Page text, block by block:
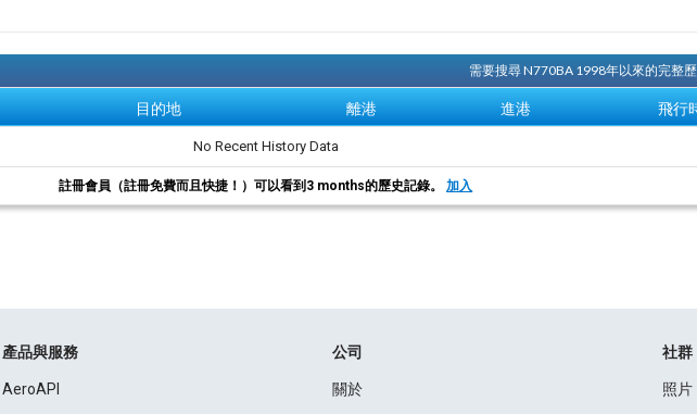
需要搜尋 N770BA 1998年以來的完整
目的地 離港 進港 飛行
No Recent History Data
註冊會員（註冊免費而且快捷！）可以看到3 months的歷史記錄。加入
產品與服務
AeroAPI
公司
關於
社群
照片